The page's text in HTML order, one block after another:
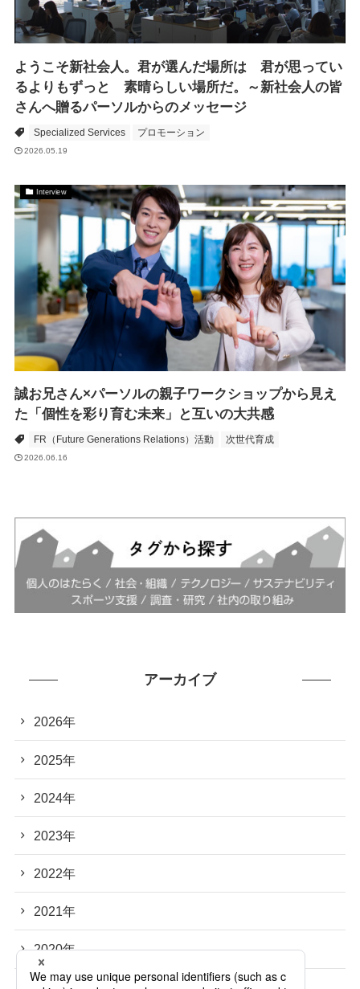
ようこそ新社会人。君が選んだ場所は 君が思ってい
るよりもずっと 素晴らしい場所だ。～新社会人の皆
さんへ贈るパーソルからのメッセージ
Specialized Services プロモーション
2026.05.19
Interview
誠お兄さん×パーソルの親子ワークショップから見え
た「個性を彩り育む未来」と互いの大共感
FR（Future Generations Relations）活動 次世代育成
2026.06.16
アーカイブ
2026年
2025年
2024年
2023年
2022年
2021年
2020年